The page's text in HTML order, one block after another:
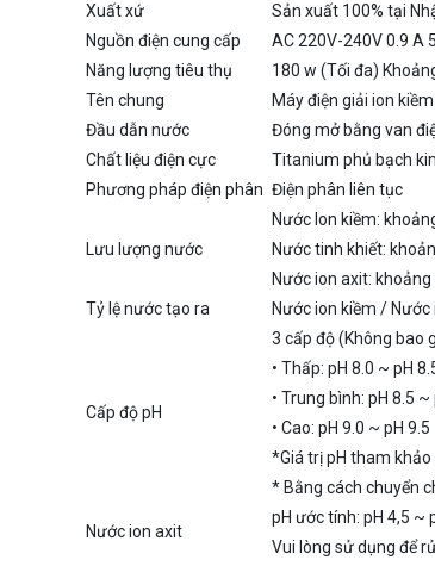
Xuất xứ
Sản xuất 100% tại
Nguồn điện cung cấp
AC 220V-240V 0.9 A
Năng lượng tiêu thụ
180 w (Tối đa)
Tên chung
Máy điện giải ion
Đầu dẫn nước
Đóng mở bằng van
Chất liệu điện cực
Titanium phủ bạch
Phương pháp điện phân Điện phân liên tục
Lưu lượng nước
Nước Ion kiềm:
Nước tinh khiết:
Nước ion axit:
Tỷ lệ nước tạo ra
Nước ion kiềm / Nước
Cấp độ pH
3 cấp độ (Không bao
• Thấp: pH 8.0 ~ pH
• Trung bình: pH 8.5 ~
• Cao: pH 9.0 ~ pH 9.5
*Giá trị pH tham
* Bằng cách chuyển
Nước ion axit
pH ước tính: pH 4,5 ~
Vui lòng sử dụng để